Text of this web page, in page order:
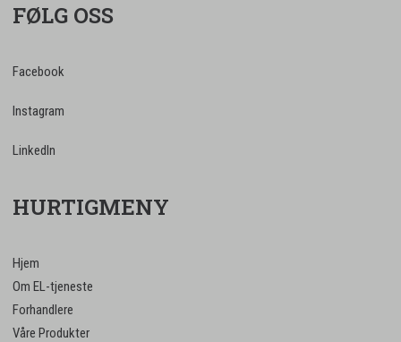
FØLG OSS
Facebook
Instagram
LinkedIn
HURTIGMENY
Hjem
Om EL-tjeneste
Forhandlere
Våre Produkter